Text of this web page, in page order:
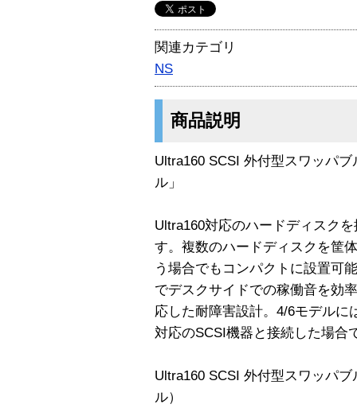
関連カテゴリ
NS
商品説明
Ultra160 SCSI 外付型スワッパ
ル」
Ultra160対応のハードディスク
す。複数のハードディスクを筐
う場合でもコンパクトに設置可
でデスクサイドでの稼働音を効
応した耐障害設計。4/6モデルに
対応のSCSI機器と接続した場合
Ultra160 SCSI 外付型スワッパ
ル）